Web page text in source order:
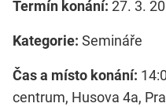
Termín konání: 27. 3.
Kategorie: Semináře
Čas a místo konání:
centrum, Husova 4a,